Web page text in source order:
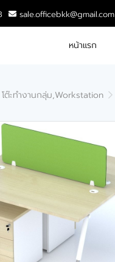
sale.officebkk@gmail.com
หน้าแรก
โต๊ะทำงานกลุ่ม,Workstation